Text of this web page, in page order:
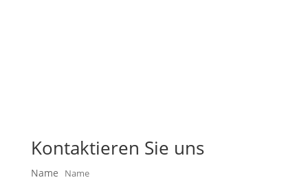
Kontaktieren Sie uns
Name